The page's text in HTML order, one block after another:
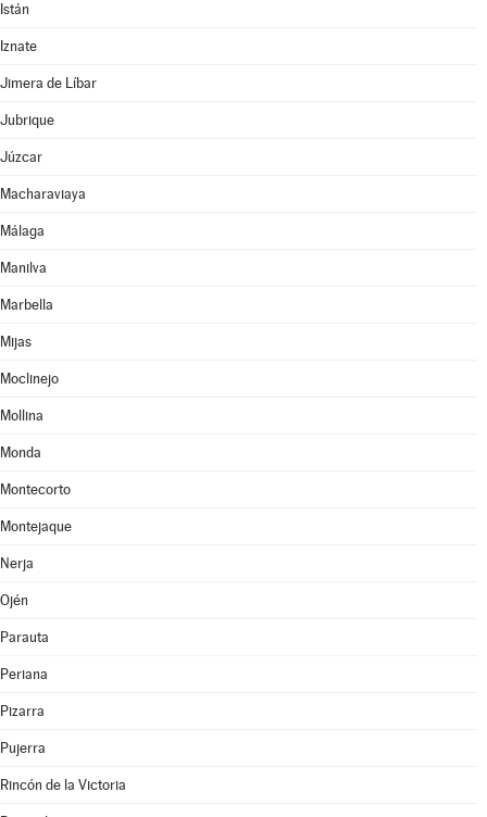
Istán
Iznate
Jimera de Líbar
Jubrique
Júzcar
Macharaviaya
Málaga
Manilva
Marbella
Mijas
Moclinejo
Mollina
Monda
Montecorto
Montejaque
Nerja
Ojén
Parauta
Periana
Pizarra
Pujerra
Rincón de la Victoria